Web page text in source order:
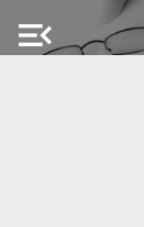
menu_open